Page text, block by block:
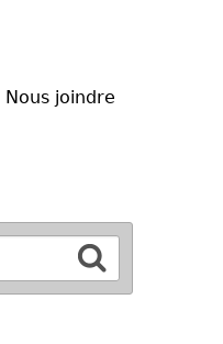
Nous joindre